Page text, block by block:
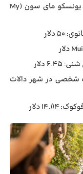
هزینه یک تور از هوی آن به سایت یونسکو مای سون (My
دلار
دلار
شخصی در شهر دالات
دلار